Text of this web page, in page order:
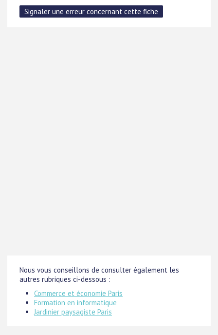
Nous vous conseillons de consulter également les
autres rubriques ci-dessous :
Commerce et économie Paris
Formation en informatique
Jardinier paysagiste Paris